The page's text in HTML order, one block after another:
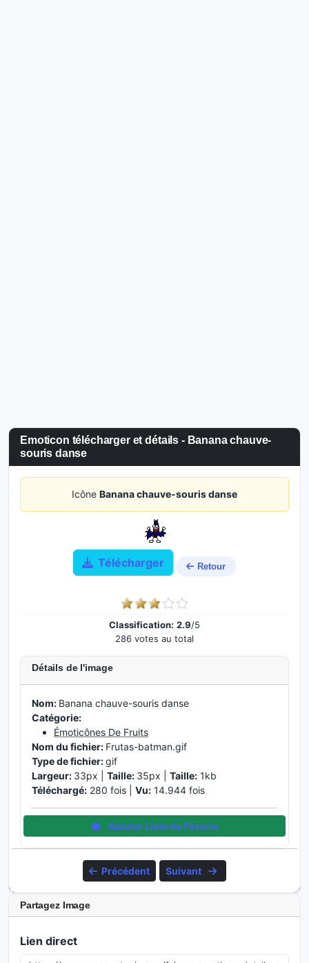
Emoticon télécharger et détails - Banana chauve-
souris danse
Icône Banana chauve-souris danse
Télécharger Retour
Classification: 2.9/5
286 votes au total
Détails de l'image
Nom: Banana chauve-souris danse
Catégorie:
Émoticônes De Fruits
Nom du fichier: Frutas-batman.gif
Type de fichier:gif
Largeur: 33px | Taille: 35px | Taille: 1kb
Téléchargé: 280 fois | Vu: 14.944 fois
Ajouter Liste de Favoris
Précédent Suivant
Partagez Image
Lien direct